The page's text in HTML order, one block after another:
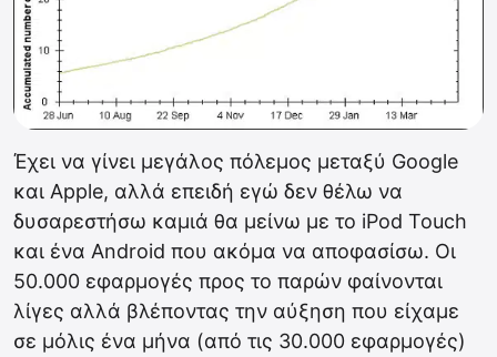
Έχει να γίνει μεγάλος πόλεμος μεταξύ Google
και Apple, αλλά επειδή εγώ δεν θέλω να
δυσαρεστήσω καμιά θα μείνω με το iPod Touch
και ένα Android που ακόμα να αποφασίσω. Οι
50.000 εφαρμογές προς το παρών φαίνονται
λίγες αλλά βλέποντας την αύξηση που είχαμε
σε μόλις ένα μήνα (από τις 30.000 εφαρμογές)